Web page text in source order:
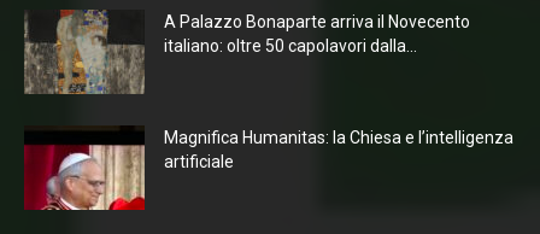
A Palazzo Bonaparte arriva il Novecento
italiano: oltre 50 capolavori dalla...
Magnifica Humanitas: la Chiesa e l’intelligenza
artificiale